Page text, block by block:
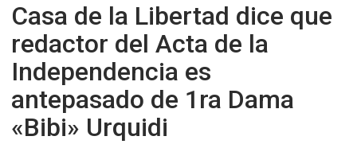
Casa de la Libertad dice que
redactor del Acta de la
Independencia es
antepasado de 1ra Dama
«Bibi» Urquidi